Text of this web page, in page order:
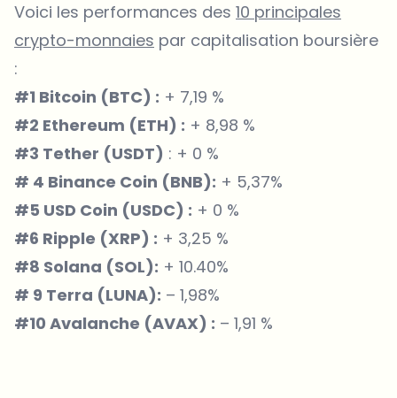
Voici les performances des 10 principales
crypto-monnaies par capitalisation boursière
:
#1 Bitcoin (BTC) : + 7,19 %
#2 Ethereum (ETH) : + 8,98 %
#3 Tether (USDT) : + 0 %
# 4 Binance Coin (BNB): + 5,37%
#5 USD Coin (USDC) : + 0 %
#6 Ripple (XRP) : + 3,25 %
#8 Solana (SOL): + 10.40%
# 9 Terra (LUNA): – 1,98%
#10 Avalanche (AVAX) : – 1,91 %